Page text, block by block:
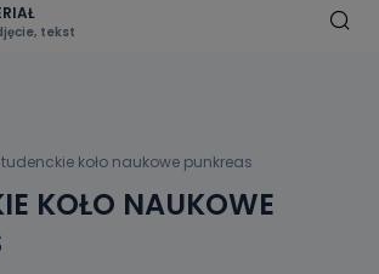
tekst
koło naukowe punkreas
KOŁO NAUKOWE